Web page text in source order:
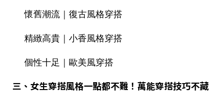
懷舊潮流｜復古風格穿搭
精緻高貴｜小香風格穿搭
個性十足｜歐美風穿搭
三、女生穿搭風格一點都不難！萬能穿搭技巧不藏